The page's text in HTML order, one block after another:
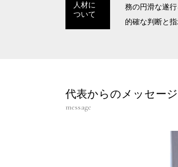
人材に
ついて
務の円滑な遂
的確な判断と
代表からのメッセージ
message